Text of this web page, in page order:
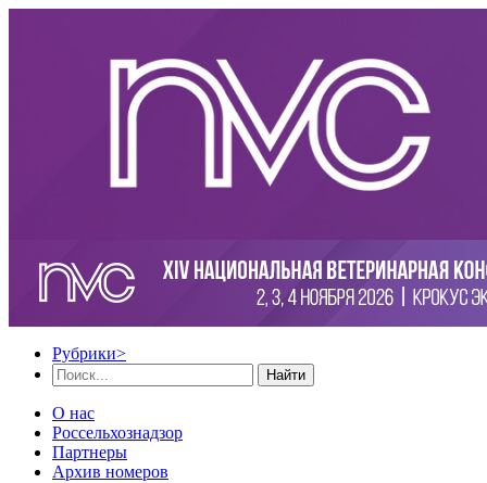
Рубрики>
Найти
О нас
Россельхознадзор
Партнеры
Архив номеров